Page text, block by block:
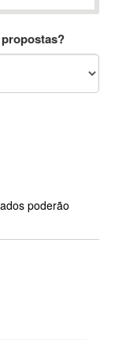
poderão